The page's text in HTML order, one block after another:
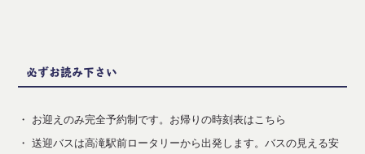
必ずお読み下さい
・ お迎えのみ完全予約制です。 お帰りの時刻表はこちら
・ 送迎バスは高滝駅前ロータリーから出発します。バスの見える安